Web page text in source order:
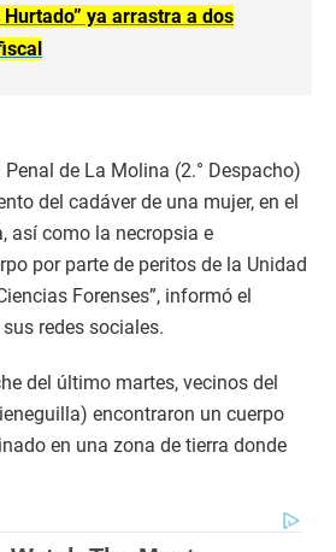
Hurtado” ya arrastra a dos
de La Molina (2.° Despacho)
del cadáver de una mujer, en el
así como la necropsia e
por parte de peritos de la Unidad
Forenses”, informó el
redes sociales.
del último martes, vecinos del
encontraron un cuerpo
en una zona de tierra donde